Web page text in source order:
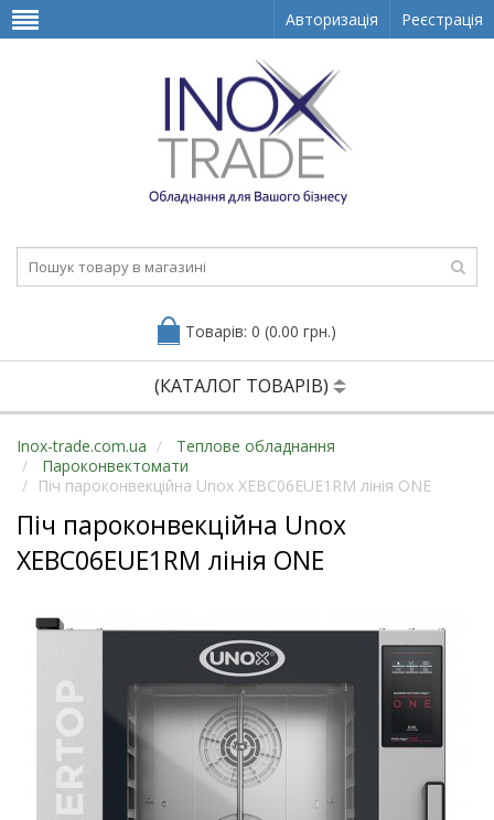
Авторизація Реєстрація
Товарів: 0 (0.00 грн.)
(КАТАЛОГ ТОВАРІВ)
Inox-trade.com.ua
Теплове обладнання
Пароконвектомати
Піч пароконвекційна Unox XEBC06EUE1RM лінія ONE
Піч пароконвекційна Unox
XEBC06EUE1RM лінія ONE